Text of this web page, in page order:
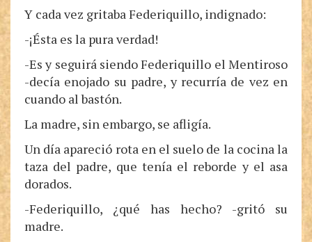
Y cada vez gritaba Federiquillo, indignado:
-¡Ésta es la pura verdad!
-Es y seguirá siendo Federiquillo el Mentiroso
-decía enojado su padre, y recurría de vez en
cuando al bastón.
La madre, sin embargo, se afligía.
Un día apareció rota en el suelo de la cocina la
taza del padre, que tenía el reborde y el asa
dorados.
-Federiquillo, ¿qué has hecho? -gritó su
madre.